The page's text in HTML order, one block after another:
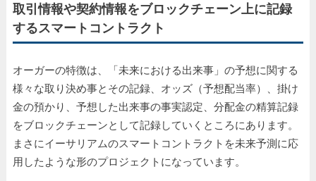
取引情報や契約情報をブロックチェーン上に記録
するスマートコントラクト
オーガーの特徴は、「未来における出来事」の予想に関する
様々な取り決め事とその記録、オッズ（予想配当率）、掛け
金の預かり、予想した出来事の事実認定、分配金の精算記録
をブロックチェーンとして記録していくところにあります。
まさにイーサリアムのスマートコントラクトを未来予測に応
用したような形のプロジェクトになっています。